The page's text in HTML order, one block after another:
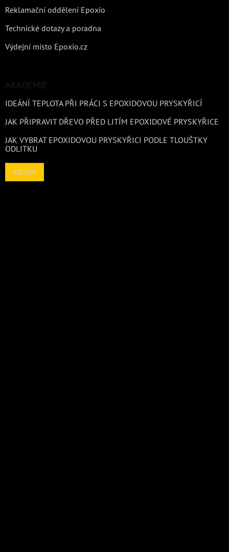
Reklamační oddělení Epoxio
Technické dotazy a poradna
Výdejní místo Epoxio.cz
AKADEMIE
IDEÁNÍ TEPLOTA PŘI PRÁCI S EPOXIDOVOU PRYSKYŘICÍ
JAK PŘIPRAVIT DŘEVO PŘED LITÍM EPOXIDOVÉ PRYSKYŘICE
JAK VYBRAT EPOXIDOVOU PRYSKYŘICI PODLE TLOUŠTKY
ODLITKU
ARCHIV